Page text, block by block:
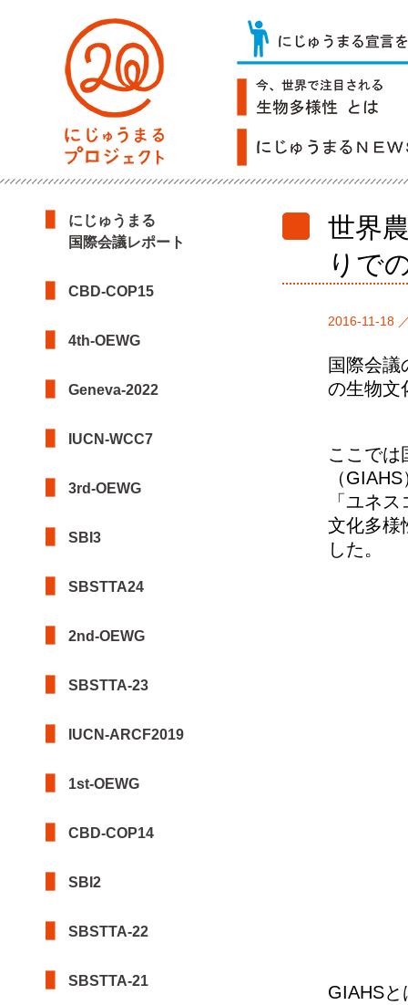
にじゅうまる
国際会議レポート
CBD-COP15
4th-OEWG
Geneva-2022
IUCN-WCC7
3rd-OEWG
SBI3
SBSTTA24
2nd-OEWG
SBSTTA-23
IUCN-ARCF2019
1st-OEWG
CBD-COP14
SBI2
SBSTTA-22
SBSTTA-21
世界
りで
2016-11-18
国際会
の生物文
ここでは
（
「ユネ
文化多様
した。
GIAHS